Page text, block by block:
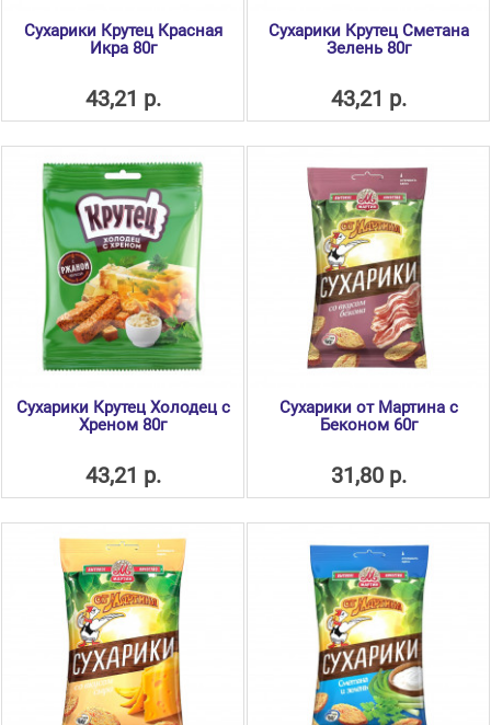
Сухарики Крутец Красная
Икра 80г
43,21 р.
Сухарики Крутец Сметана
Зелень 80г
43,21 р.
Сухарики Крутец Холодец с
Хреном 80г
43,21 р.
Сухарики от Мартина с
Беконом 60г
31,80 р.